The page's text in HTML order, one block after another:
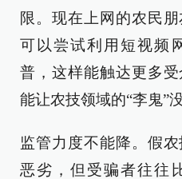
限。现在上网的农民
可以尝试利用短视频
普，这样能触达更多
能让农技领域的“李鬼”
监管力度不能降。假
恶劣，但受骗者往往